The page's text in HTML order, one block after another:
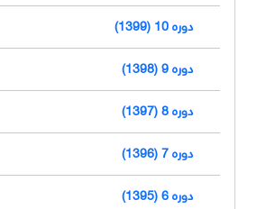
دوره 10 (1399)
دوره 9 (1398)
دوره 8 (1397)
دوره 7 (1396)
دوره 6 (1395)